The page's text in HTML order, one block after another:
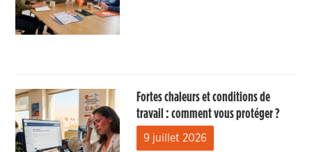
Fortes chaleurs et conditions de
travail : comment vous protéger ?
9 juillet 2026